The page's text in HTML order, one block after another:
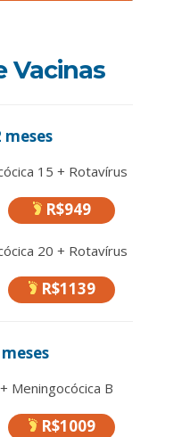
Vacinas
meses
15 + Rotavírus
R$949
20 + Rotavírus
R$1139
Meningocócica B
R$1009